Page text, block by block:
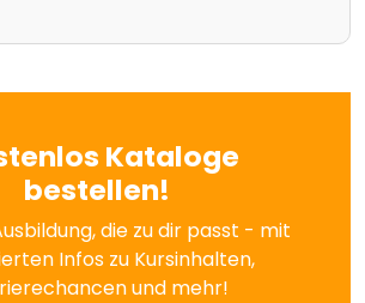
Kataloge
bestellen!
die zu dir passt - mit
Infos zu Kursinhalten,
und mehr!